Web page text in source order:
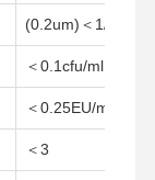
(0.2um)＜1/ml
＜0.1cfu/ml
＜0.25EU/ml
＜3